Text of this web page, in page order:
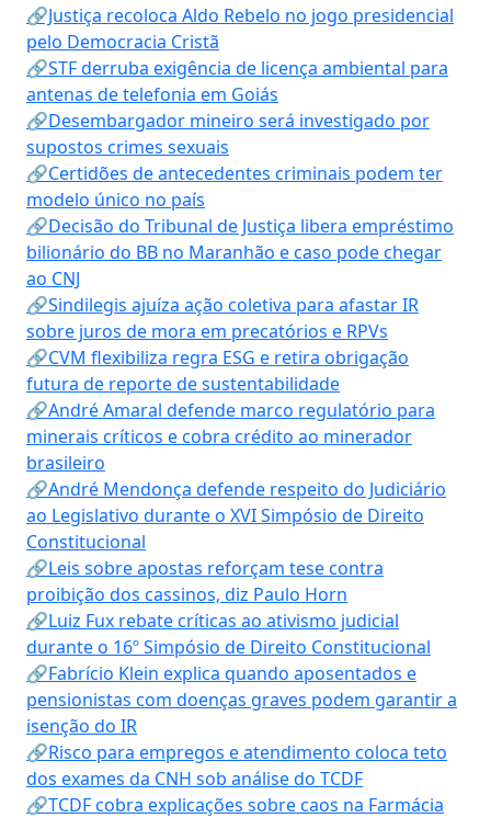
🔗Justiça recoloca Aldo Rebelo no jogo presidencial
pelo Democracia Cristã
🔗STF derruba exigência de licença ambiental para
antenas de telefonia em Goiás
🔗Desembargador mineiro será investigado por
supostos crimes sexuais
🔗Certidões de antecedentes criminais podem ter
modelo único no país
🔗Decisão do Tribunal de Justiça libera empréstimo
bilionário do BB no Maranhão e caso pode chegar
ao CNJ
🔗Sindilegis ajuíza ação coletiva para afastar IR
sobre juros de mora em precatórios e RPVs
🔗CVM flexibiliza regra ESG e retira obrigação
futura de reporte de sustentabilidade
🔗André Amaral defende marco regulatório para
minerais críticos e cobra crédito ao minerador
brasileiro
🔗André Mendonça defende respeito do Judiciário
ao Legislativo durante o XVI Simpósio de Direito
Constitucional
🔗Leis sobre apostas reforçam tese contra
proibição dos cassinos, diz Paulo Horn
🔗Luiz Fux rebate críticas ao ativismo judicial
durante o 16º Simpósio de Direito Constitucional
🔗Fabrício Klein explica quando aposentados e
pensionistas com doenças graves podem garantir a
isenção do IR
🔗Risco para empregos e atendimento coloca teto
dos exames da CNH sob análise do TCDF
🔗TCDF cobra explicações sobre caos na Farmácia